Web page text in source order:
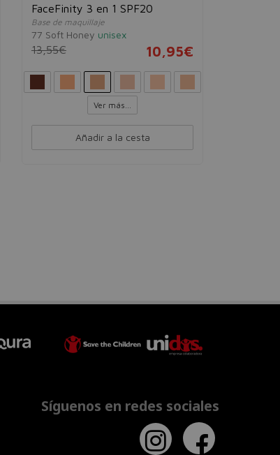
FaceFinity 3 en 1 SPF20
Base de maquillaje
77 Soft Honey unisex
13,55€ 10,95€
Ver más...
Añadir a la cesta
Síguenos en redes sociales